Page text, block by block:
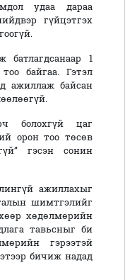
удаа дараа
гүйцэтгэх
батлагдсанаар 1
байгаа. Гэтэл
ажиллаж байсан
болохгүй цаг
орон тоо төсөв
гэсэн сонин
ажиллахыг
шимтгэлийг
хөдөлмөрийн
тавьсныг би
гэрээтэй
бичиж надад